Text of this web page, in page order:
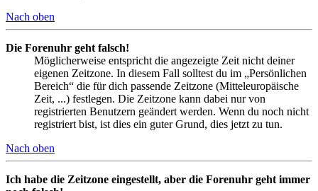
Nach oben
Die Forenuhr geht falsch!
Möglicherweise entspricht die angezeigte Zeit nicht deiner
eigenen Zeitzone. In diesem Fall solltest du im „Persönlichen
Bereich“ die für dich passende Zeitzone (Mitteleuropäische
Zeit, ...) festlegen. Die Zeitzone kann dabei nur von
registrierten Benutzern geändert werden. Wenn du noch nicht
registriert bist, ist dies ein guter Grund, dies jetzt zu tun.
Nach oben
Ich habe die Zeitzone eingestellt, aber die Forenuhr geht immer